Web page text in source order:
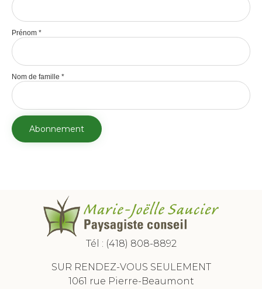
Prénom *
Nom de famille *
Tél : (418) 808-8892
SUR RENDEZ-VOUS SEULEMENT
1061 rue Pierre-Beaumont